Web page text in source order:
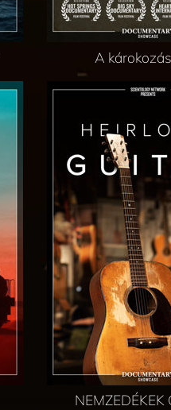
A
NEMZEDÉKEK